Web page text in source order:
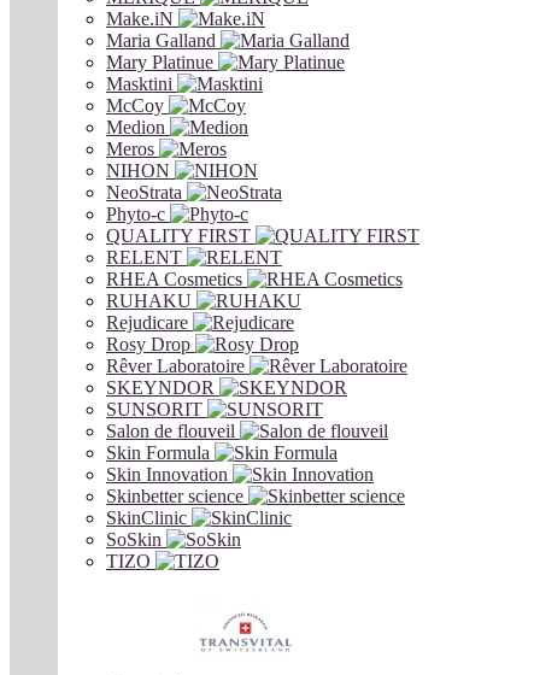
Make.iN
Maria Galland
Mary Platinue
Masktini
McCoy
Medion
Meros
NIHON
NeoStrata
Phyto-c
QUALITY FIRST
RELENT
RHEA Cosmetics
RUHAKU
Rejudicare
Rosy Drop
Rêver Laboratoire
SKEYNDOR
SUNSORIT
Salon de flouveil
Skin Formula
Skin Innovation
Skinbetter science
SkinСlinic
SoSkin
TIZO